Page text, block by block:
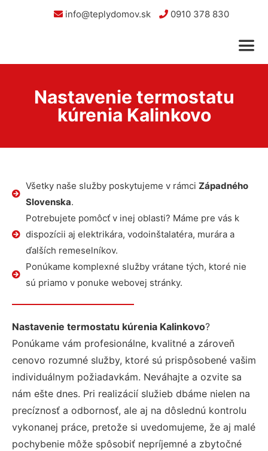
info@teplydomov.sk 0910 378 830
Nastavenie termostatu
kúrenia Kalinkovo
Všetky naše služby poskytujeme v rámci Západného
Slovenska.
Potrebujete pomôcť v inej oblasti? Máme pre vás k
dispozícii aj elektrikára, vodoinštalatéra, murára a
ďalších remeselníkov.
Ponúkame komplexné služby vrátane tých, ktoré nie
sú priamo v ponuke webovej stránky.
Nastavenie termostatu kúrenia Kalinkovo?
Ponúkame vám profesionálne, kvalitné a zároveň
cenovo rozumné služby, ktoré sú prispôsobené vašim
individuálnym požiadavkám. Neváhajte a ozvite sa
nám ešte dnes. Pri realizácií služieb dbáme nielen na
precíznosť a odbornosť, ale aj na dôslednú kontrolu
vykonanej práce, pretože si uvedomujeme, že aj malé
pochybenie môže spôsobiť nepríjemné a zbytočné